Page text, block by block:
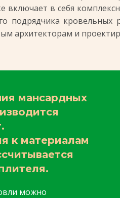
в себя
подрядчика
архитекторам и
мансардных
к материалам
можно